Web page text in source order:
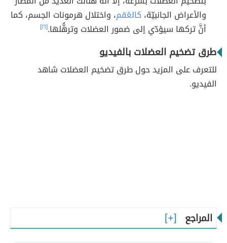
والأعراض الجانبيّة، كالعُقم، واختلال هرمونات الجسم، كما
أنَّ تركها سيؤدّي إلى ضمور العضلات وترهُّلها.[١٦]
طرق تضخيم العضلات بالفيديو
للتعرف على المزيد حول طرق تضخيم العضلات شاهد
الفيديو.
المراجع